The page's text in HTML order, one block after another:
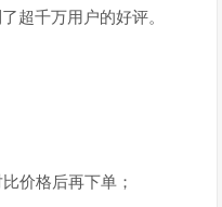
超千万用户的好评。
价格后再下单；